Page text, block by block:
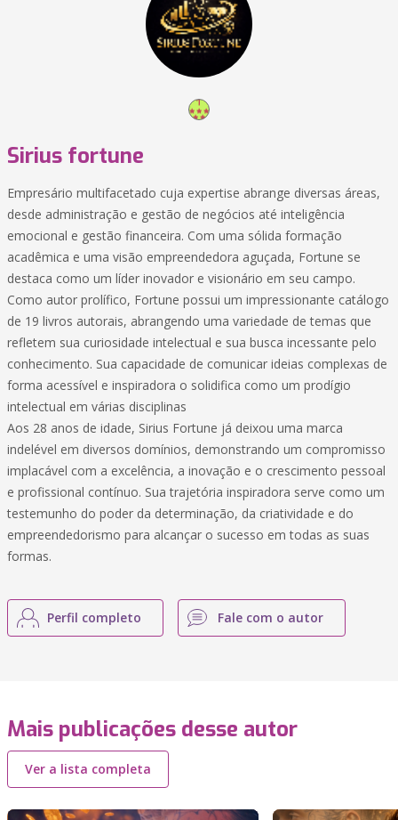
Sirius fortune
Empresário multifacetado cuja expertise abrange diversas áreas,
desde administração e gestão de negócios até inteligência
emocional e gestão financeira. Com uma sólida formação
acadêmica e uma visão empreendedora aguçada, Fortune se
destaca como um líder inovador e visionário em seu campo.
Como autor prolífico, Fortune possui um impressionante catálogo
de 19 livros autorais, abrangendo uma variedade de temas que
refletem sua curiosidade intelectual e sua busca incessante pelo
conhecimento. Sua capacidade de comunicar ideias complexas de
forma acessível e inspiradora o solidifica como um prodígio
intelectual em várias disciplinas
Aos 28 anos de idade, Sirius Fortune já deixou uma marca
indelével em diversos domínios, demonstrando um compromisso
implacável com a excelência, a inovação e o crescimento pessoal
e profissional contínuo. Sua trajetória inspiradora serve como um
testemunho do poder da determinação, da criatividade e do
empreendedorismo para alcançar o sucesso em todas as suas
formas.
Perfil completo Fale com o autor
Mais publicações desse autor
Ver a lista completa